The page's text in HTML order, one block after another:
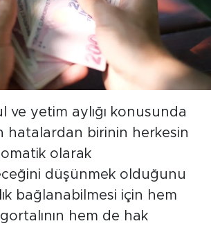
ve yetim aylığı konusunda
hatalardan birinin herkesin
olarak
düşünmek olduğunu
bağlanabilmesi için hem
hem de hak